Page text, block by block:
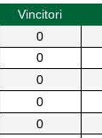
Vincitori
0
0
0
0
0